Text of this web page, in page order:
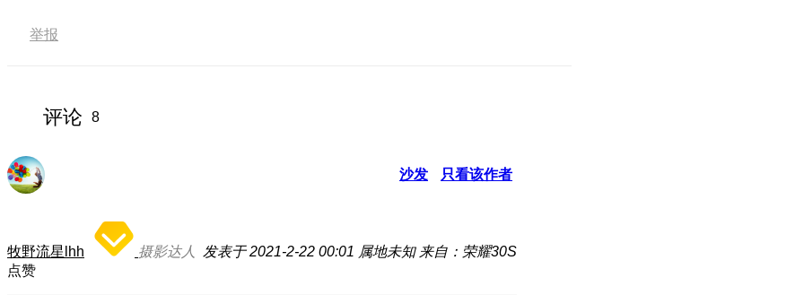
举报
评论 8
沙发 只看该作者
牧野流星lhh 摄影达人 发表于 2021-2-22 00:01 属地未知 来自：荣耀30S
点赞